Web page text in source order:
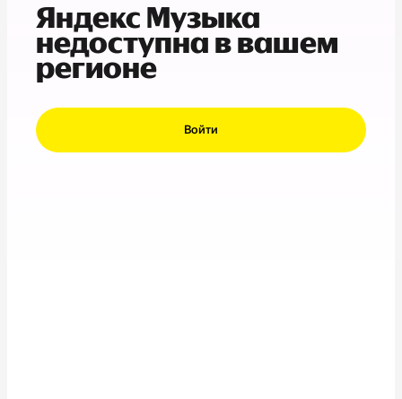
Яндекс Музыка
недоступна в вашем
регионе
Войти